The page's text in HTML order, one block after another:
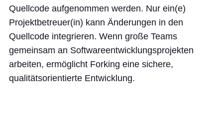
Quellcode aufgenommen werden. Nur ein(e)
Projektbetreuer(in) kann Änderungen in den
Quellcode integrieren. Wenn große Teams
gemeinsam an Softwareentwicklungsprojekten
arbeiten, ermöglicht Forking eine sichere,
qualitätsorientierte Entwicklung.